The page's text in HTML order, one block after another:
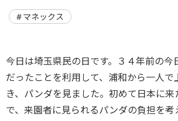
マネックス
今日は埼玉県民の日です。３４年前の今
だったことを利用して、浦和から一人
き、パンダを見ました。初めて日本に
で、来園者に見られるパンダの負担を考